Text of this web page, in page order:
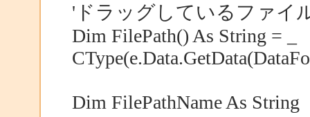
'ドラッグしているファイ
Dim FilePath() As String = _
Dim FilePathName As String